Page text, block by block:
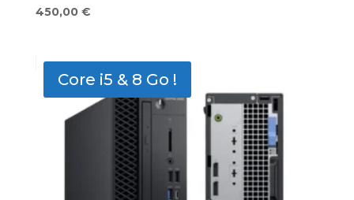
450,00 €
Core i5 & 8 Go !